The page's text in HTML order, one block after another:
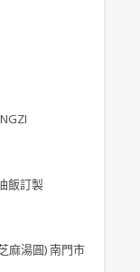
飯訂製
麻湯圓) 南門市